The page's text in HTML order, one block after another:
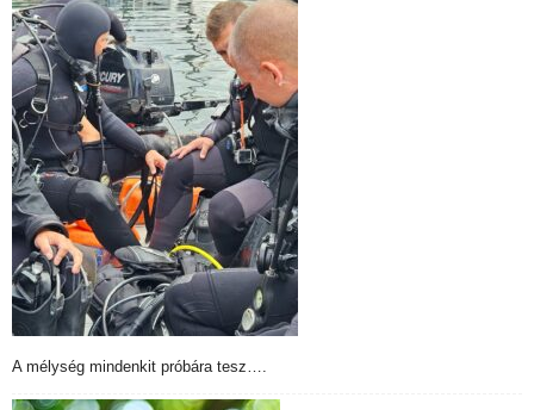
A mélység mindenkit próbára tesz….